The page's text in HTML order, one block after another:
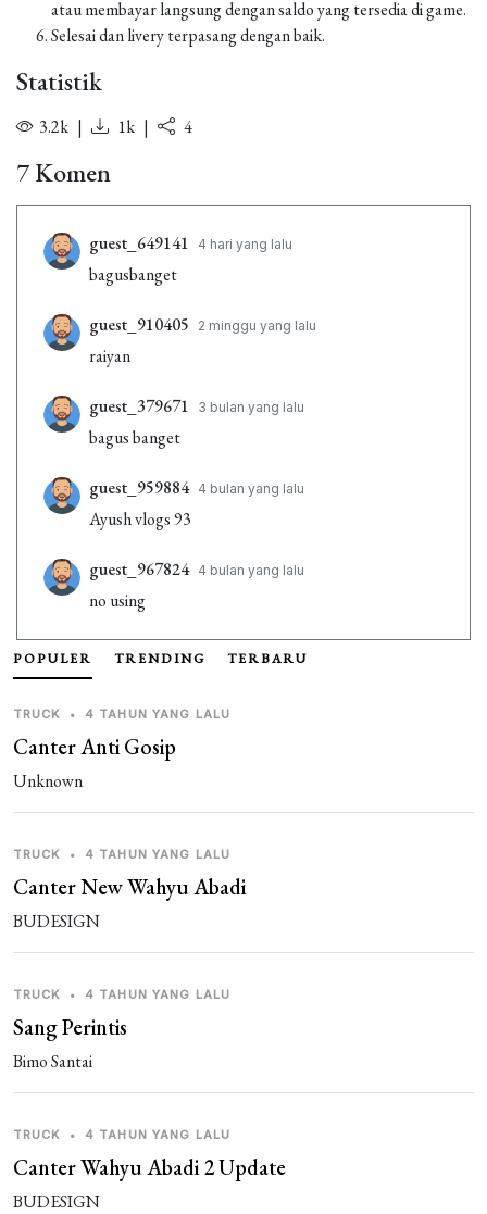
atau membayar langsung dengan saldo yang tersedia di game.
Selesai dan livery terpasang dengan baik.
Statistik
3.2k | 1k | 4
7 Komen
guest_649141 4 hari yang lalu
bagusbanget
guest_910405 2 minggu yang lalu
raiyan
guest_379671 3 bulan yang lalu
bagus banget
guest_959884 4 bulan yang lalu
Ayush vlogs 93
guest_967824 4 bulan yang lalu
no using
guest_112300 4 bulan yang lalu
बस सिम्युलेटरइंडोनेशिया
POPULER TRENDING TERBARU
TRUCK • 4 TAHUN YANG LALU
Canter Anti Gosip
Unknown
TRUCK • 4 TAHUN YANG LALU
Canter New Wahyu Abadi
BUDESIGN
TRUCK • 4 TAHUN YANG LALU
Sang Perintis
Bimo Santai
TRUCK • 4 TAHUN YANG LALU
Canter Wahyu Abadi 2 Update
BUDESIGN